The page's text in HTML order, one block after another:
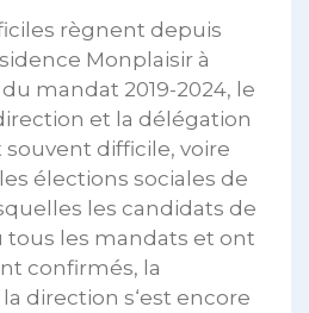
règnent depuis
Monplaisir à
mandat 2019-2024, le
et la délégation
difficile, voire
élections sociales de
les candidats de
tous les mandats et ont
confirmés, la
direction s‘est encore